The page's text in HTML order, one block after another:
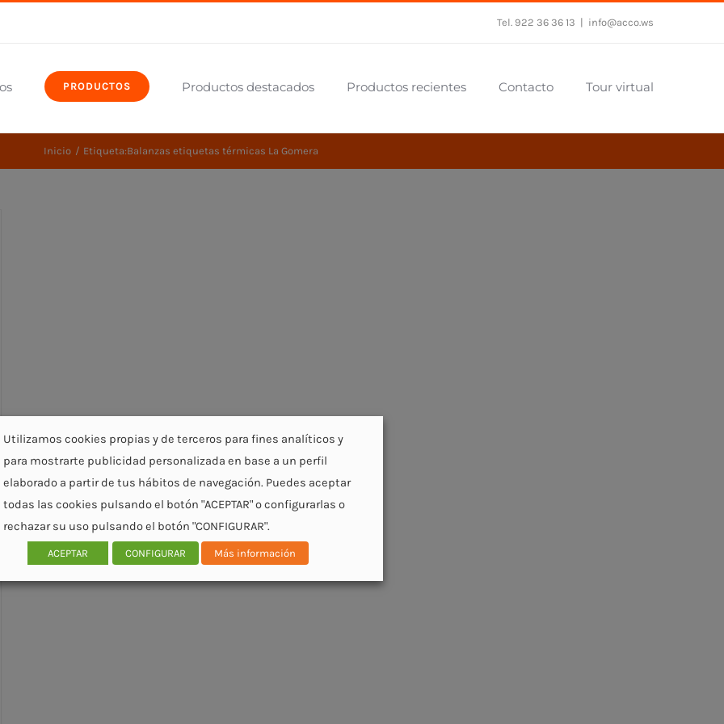
Tel. 922 36 36 13 info@acco.ws
PRODUCTOS Productos destacados Productos recientes Contacto Tour virtual
Inicio Etiqueta:Balanzas etiquetas térmicas La Gomera
Utilizamos cookies propias y de terceros para fines analíticos y
para mostrarte publicidad personalizada en base a un perfil
elaborado a partir de tus hábitos de navegación. Puedes aceptar
todas las cookies pulsando el botón "ACEPTAR" o configurarlas o
rechazar su uso pulsando el botón "CONFIGURAR".
ACEPTAR CONFIGURAR Más información